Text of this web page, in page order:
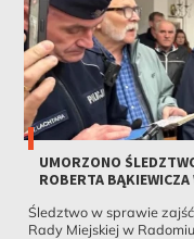
UMORZONO
ROBERTA
Śledztwo w sprawie
Rady Miejskiej w Radomiu